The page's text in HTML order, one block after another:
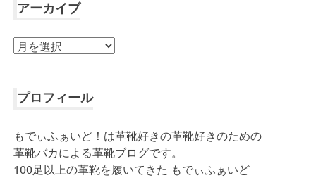
アーカイブ
ア
イ
プロフィール
もでぃふぁいど！は革靴好きの革靴好きのための
革靴バカによる革靴ブログです。
100足以上の革靴を履いてきた もでぃふぁいど